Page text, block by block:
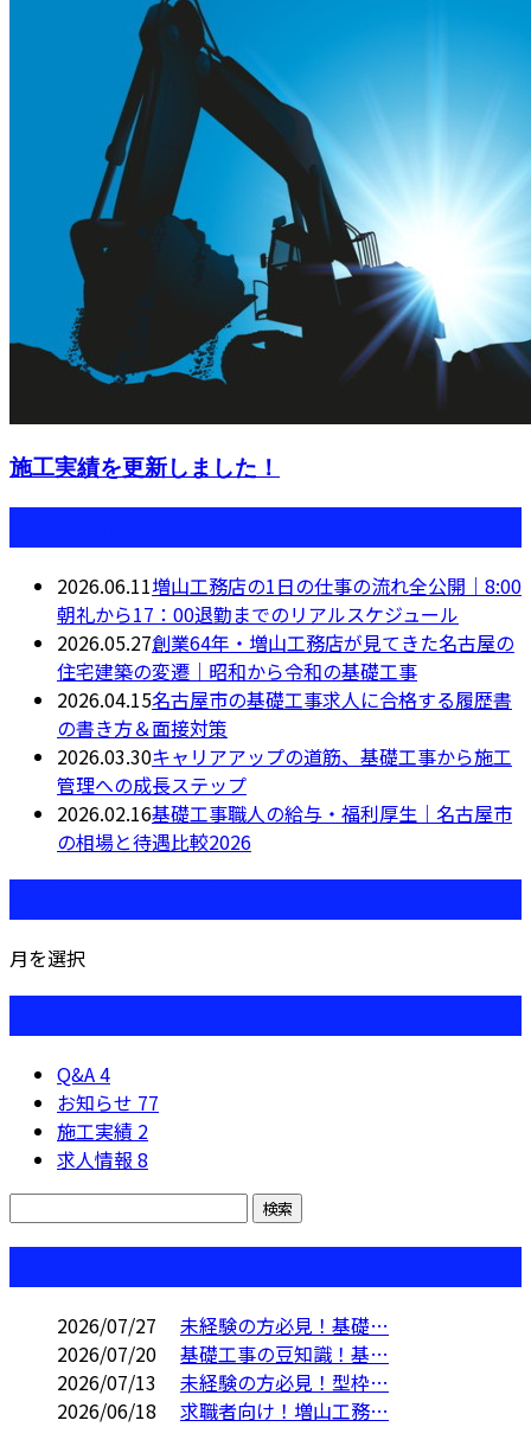
施工実績を更新しました！
2026.06.11増山工務店の1日の仕事の流れ全公開｜8:00
朝礼から17：00退勤までのリアルスケジュール
2026.05.27創業64年・増山工務店が見てきた名古屋の
住宅建築の変遷｜昭和から令和の基礎工事
2026.04.15名古屋市の基礎工事求人に合格する履歴書
の書き方＆面接対策
2026.03.30キャリアアップの道筋、基礎工事から施工
管理への成長ステップ
2026.02.16基礎工事職人の給与・福利厚生｜名古屋市
の相場と待遇比較2026
月を選択
Q&A4
お知らせ 77
施工実績 2
求人情報 8
2026/07/27
未経験の方必見！基礎…
2026/07/20
基礎工事の豆知識！基…
2026/07/13
未経験の方必見！型枠…
2026/06/18
求職者向け！増山工務…